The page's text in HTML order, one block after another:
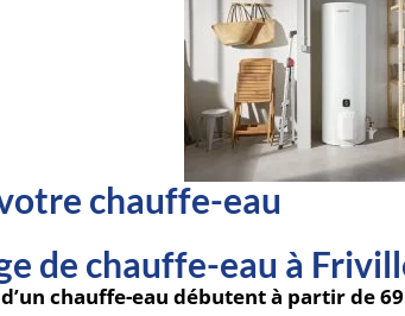
chauffe-eau
de chauffe-eau à
chauffe-eau débutent à partir de 69